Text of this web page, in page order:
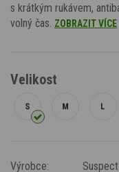
s krátkým rukávem,
volný čas. ZOBRAZIT VÍCE
Velikost
Výrobce: